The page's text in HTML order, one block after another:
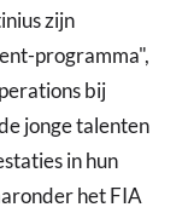
zijn
programma",
bij
jonge talenten
in hun
het FIA